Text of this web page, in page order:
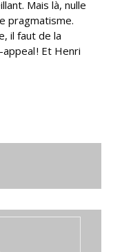
Mais là, nulle
pragmatisme.
il faut de la
! Et Henri